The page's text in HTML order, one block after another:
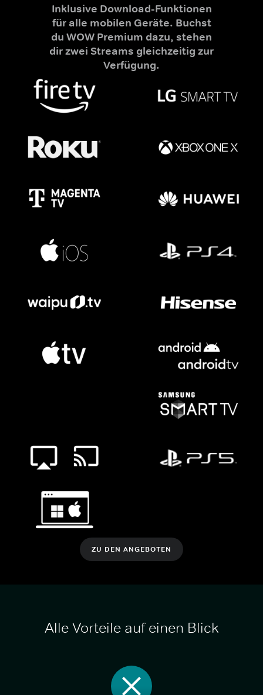
Inklusive Download-Funktionen
für alle mobilen Geräte. Buchst
du WOW Premium dazu, stehen
dir zwei Streams gleichzeitig zur
Verfügung.
ZU DEN ANGEBOTEN
Alle Vorteile auf einen Blick